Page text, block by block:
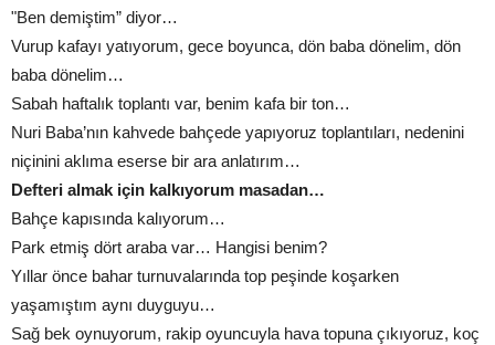
"Ben demiştim” diyor…
Vurup kafayı yatıyorum, gece boyunca, dön baba dönelim, dön
baba dönelim…
Sabah haftalık toplantı var, benim kafa bir ton…
Nuri Baba’nın kahvede bahçede yapıyoruz toplantıları, nedenini
niçinini aklıma eserse bir ara anlatırım…
Defteri almak için kalkıyorum masadan…
Bahçe kapısında kalıyorum…
Park etmiş dört araba var… Hangisi benim?
Yıllar önce bahar turnuvalarında top peşinde koşarken
yaşamıştım aynı duyguyu…
Sağ bek oynuyorum, rakip oyuncuyla hava topuna çıkıyoruz, koç